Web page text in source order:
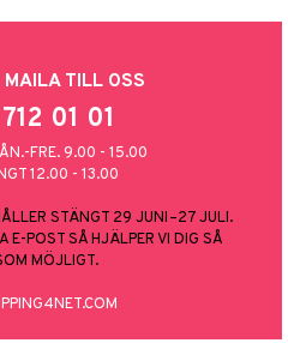
MAILA TILL OSS
01 01
FRE. 9.00 - 15.00
12.00 - 13.00
STÄNGT 29 JUNI–27 JULI.
E-POST SÅ HJÄLPER VI DIG SÅ
MÖJLIGT.